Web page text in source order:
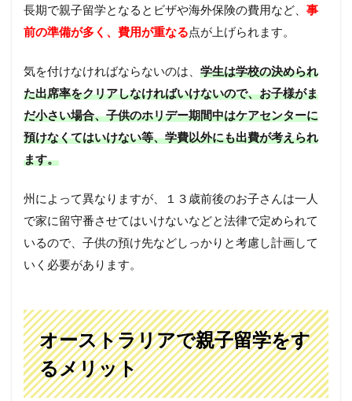
長期で親子留学となるとビザや海外保険の費用など、 事
前の準備が多く、費用が重なる点が上げられます。
気を付けなければならないのは、 学生は学校の決められ
た出席率をクリアしなければいけないので、お子様がま
だ小さい場合、子供のホリデー期間中はケアセンターに
預けなくてはいけない等、学費以外にも出費が考えられ
ます。
州によって異なりますが、１３歳前後のお子さんは一人
で家に留守番させてはいけないなどと法律で定められて
いるので、子供の預け先などしっかりと考慮し計画して
いく必要があります。
オーストラリアで親子留学をす
るメリット